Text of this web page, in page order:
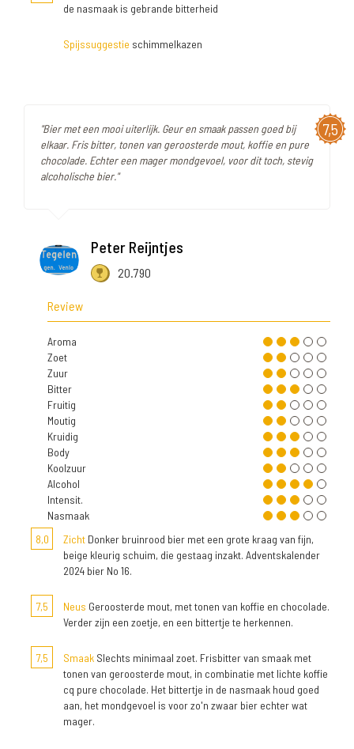
de nasmaak is gebrande bitterheid
Spijssuggestie schimmelkazen
7,5
"Bier met een mooi uiterlijk. Geur en smaak passen goed bij
elkaar. Fris bitter, tonen van geroosterde mout, koffie en pure
chocolade. Echter een mager mondgevoel, voor dit toch, stevig
alcoholische bier."
Peter Reijntjes
20.790
Review
Aroma
Zoet
Zuur
Bitter
Fruitig
Moutig
Kruidig
Body
Koolzuur
Alcohol
Intensit.
Nasmaak
8,0
Zicht Donker bruinrood bier met een grote kraag van fijn,
beige kleurig schuim, die gestaag inzakt. Adventskalender
2024 bier No 16.
7,5 Neus Geroosterde mout, met tonen van koffie en chocolade.
Verder zijn een zoetje, en een bittertje te herkennen.
7,5 Smaak Slechts minimaal zoet. Frisbitter van smaak met
tonen van geroosterde mout, in combinatie met lichte koffie
cq pure chocolade. Het bittertje in de nasmaak houd goed
aan, het mondgevoel is voor zo'n zwaar bier echter wat
mager.